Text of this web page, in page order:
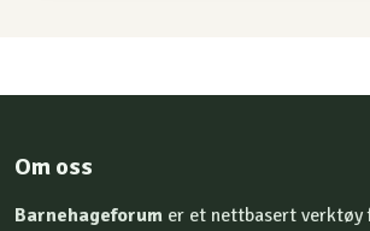
Om oss
Barnehageforum er et nettbasert verktøy